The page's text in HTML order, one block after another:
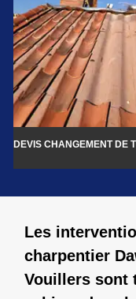
DEVIS CHANGEMENT DE
Les
charpentier
Vouillers sont